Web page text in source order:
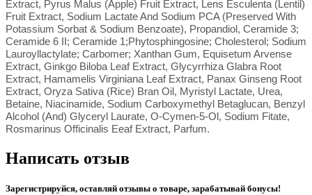
Extract, Pyrus Malus (Apple) Fruit Extract, Lens Esculenta (Lentil)
Fruit Extract, Sodium Lactate And Sodium PCA (Preserved With
Potassium Sorbat & Sodium Benzoate), Propandiol, Ceramide 3;
Ceramide 6 II; Ceramide 1;Phytosphingosine; Cholesterol; Sodium
Lauroyllactylate; Carbomer; Xanthan Gum, Equisetum Arvense
Extract, Ginkgo Biloba Leaf Extract, Glycyrrhiza Glabra Root
Extract, Hamamelis Virginiana Leaf Extract, Panax Ginseng Root
Extract, Oryza Sativa (Rice) Bran Oil, Myristyl Lactate, Urea,
Betaine, Niacinamide, Sodium Carboxymethyl Betaglucan, Benzyl
Alcohol (And) Glyceryl Laurate, O-Cymen-5-Ol, Sodium Fitate,
Rosmarinus Officinalis Eeaf Extract, Parfum.
Написать отзыв
Зарегистрируйся, оставляй отзывы о товаре, зарабатывай бонусы!